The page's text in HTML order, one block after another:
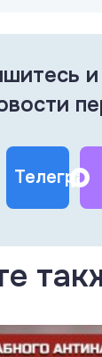
и
Телеграм